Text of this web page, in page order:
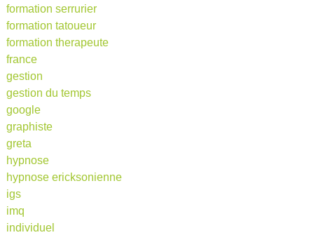
formation serrurier
formation tatoueur
formation therapeute
france
gestion
gestion du temps
google
graphiste
greta
hypnose
hypnose ericksonienne
igs
imq
individuel